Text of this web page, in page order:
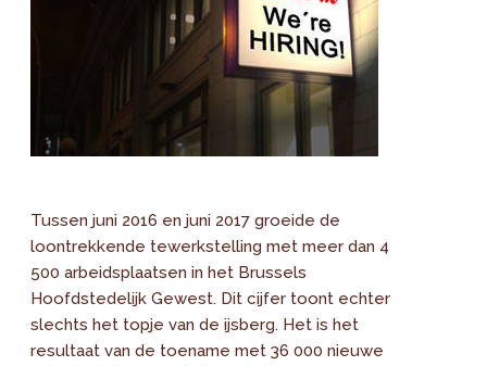
Tussen juni 2016 en juni 2017 groeide de
loontrekkende tewerkstelling met meer dan 4
500 arbeidsplaatsen in het Brussels
Hoofdstedelijk Gewest. Dit cijfer toont echter
slechts het topje van de ijsberg. Het is het
resultaat van de toename met 36 000 nieuwe